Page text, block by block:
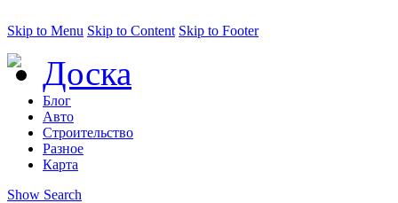
Skip to Menu Skip to Content Skip to Footer
Доска
Блог
Авто
Строительство
Разное
Карта
Show Search